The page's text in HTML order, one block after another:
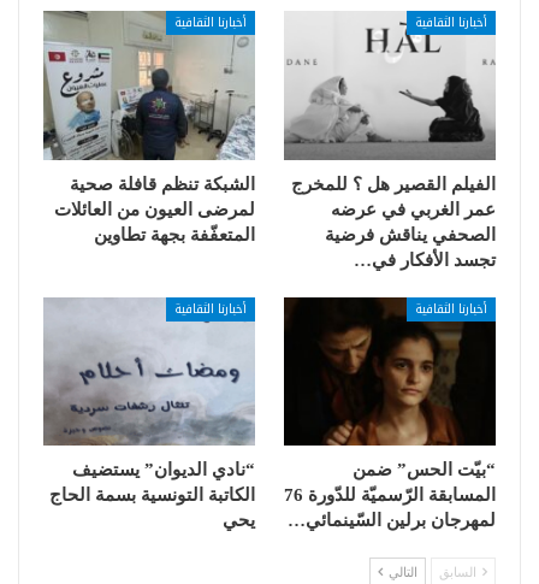
أخبارنا الثقافية
الفيلم القصير هل ؟ للمخرج
عمر الغربي في عرضه
الصحفي يناقش فرضية
تجسد الأفكار في…
أخبارنا الثقافية
الشبكة تنظم قافلة صحية
لمرضى العيون من العائلات
المتعفّفة بجهة تطاوين
أخبارنا الثقافية
“بيّت الحس” ضمن
المسابقة الرّسميّة للدّورة 76
لمهرجان برلين السّينمائي…
أخبارنا الثقافية
“نادي الديوان” يستضيف
الكاتبة التونسية بسمة الحاج
يحي
السابق التالي